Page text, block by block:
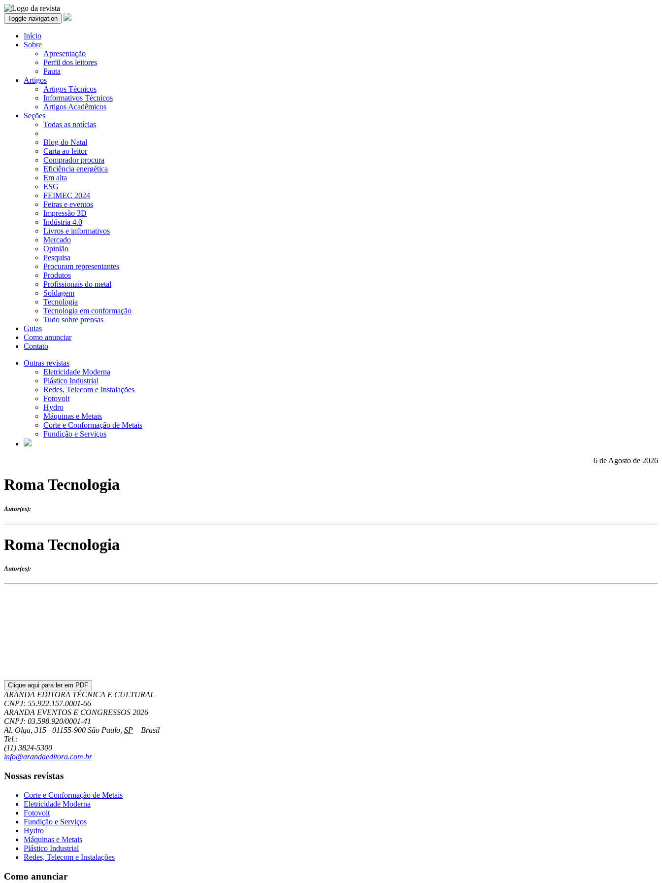
Toggle navigation
Início
Sobre
Apresentação
Perfil dos leitores
Pauta
Artigos
Artigos Técnicos
Informativos Técnicos
Artigos Acadêmicos
Seções
Todas as notícias
Blog do Natal
Carta ao leitor
Comprador procura
Eficiência energética
Em alta
ESG
FEIMEC 2024
Feiras e eventos
Impressão 3D
Indústria 4.0
Livros e informativos
Mercado
Opinião
Pesquisa
Procuram representantes
Produtos
Profissionais do metal
Soldagem
Tecnologia
Tecnologia em conformação
Tudo sobre prensas
Guias
Como anunciar
Contato
Outras revistas
Eletricidade Moderna
Plástico Industrial
Redes, Telecom e Instalações
Fotovolt
Hydro
Máquinas e Metais
Corte e Conformação de Metais
Fundição e Serviços
6 de Agosto de 2026
Roma Tecnologia
Autor(es):
Roma Tecnologia
Autor(es):
Clique aqui para ler em PDF
ARANDA EDITORA TÉCNICA E CULTURAL
CNPJ: 55.922.157.0001-66
ARANDA EVENTOS E CONGRESSOS 2026
CNPJ: 03.598.920/0001-41
Al. Olga, 315– 01155-900 São Paulo, SP – Brasil
Tel.:
(11) 3824-5300
info@arandaeditora.com.br
Nossas revistas
Corte e Conformação de Metais
Eletricidade Moderna
Fotovolt
Fundição e Serviços
Hydro
Máquinas e Metais
Plástico Industrial
Redes, Telecom e Instalações
Como anunciar